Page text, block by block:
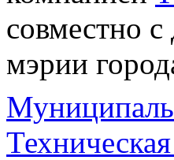
совместно
мэрии